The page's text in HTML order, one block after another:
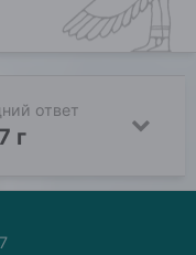
ответ
7 г